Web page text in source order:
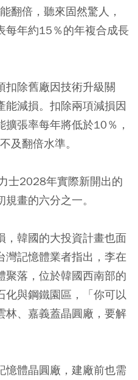
翻倍，聽來固然驚人，
每年約15％的年複合成長
扣除舊廠因技術升級關
能減損。扣除兩項減損因
張率每年將低於10％，
及翻倍水準。
士2028年實際新開出的
畫的六分之一。
，韓國的大投資計畫也面
灣記憶體業者指出，李在
聚落，位於韓國西南部的
化與鋼鐵園區，「你可以
林、嘉義蓋晶圓廠，要解
憶體晶圓廠，建廠前也需